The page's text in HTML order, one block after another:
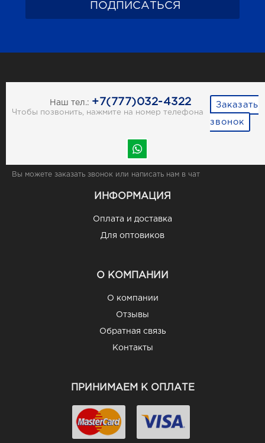
Наш тел.: +7(777)032-4322
Чтобы позвонить, нажмите на номер телефона
Заказать
звонок
Вы можете заказать звонок или написать нам в чат
ИНФОРМАЦИЯ
Оплата и доставка
Для оптовиков
О КОМПАНИИ
О компании
Отзывы
Обратная связь
Контакты
ПРИНИМАЕМ К ОПЛАТЕ